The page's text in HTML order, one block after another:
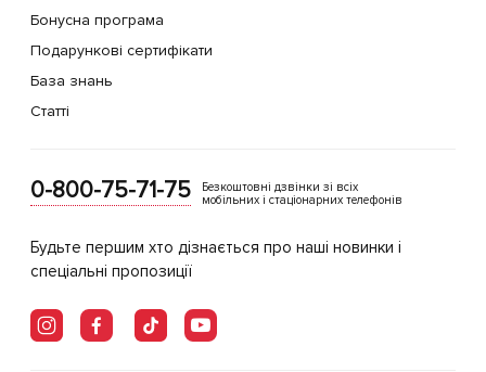
Бонусна програма
Подарункові сертифікати
База знань
Статті
0-800-75-71-75
Безкоштовні дзвінки зі всіх
мобільних і стаціонарних телефонів
Будьте першим хто дізнається про наші новинки і
спеціальні пропозиції